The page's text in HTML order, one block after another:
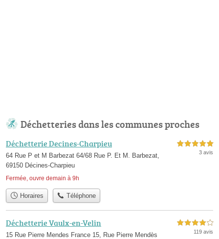
Déchetteries dans les communes proches
Déchetterie Decines-Charpieu
64 Rue P et M Barbezat 64/68 Rue P. Et M. Barbezat,
69150 Décines-Charpieu
Fermée, ouvre demain à 9h
5,0 étoiles sur 5
3 avis
Horaires Téléphone
Déchetterie Vaulx-en-Velin
15 Rue Pierre Mendes France 15, Rue Pierre Mendès
4,0 étoiles sur 5
119 avis